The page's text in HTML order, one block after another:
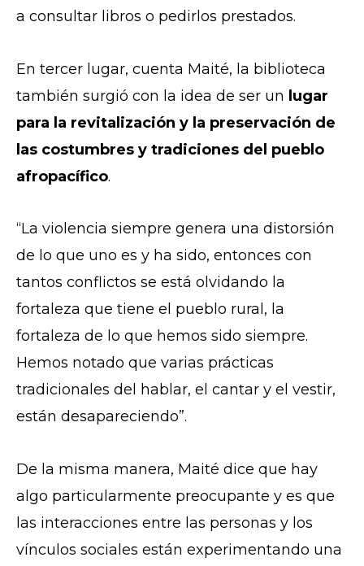
a consultar libros o pedirlos prestados.
En tercer lugar, cuenta Maité, la biblioteca
también surgió con la idea de ser un lugar
para la revitalización y la preservación de
las costumbres y tradiciones del pueblo
afropacífico.
“La violencia siempre genera una distorsión
de lo que uno es y ha sido, entonces con
tantos conflictos se está olvidando la
fortaleza que tiene el pueblo rural, la
fortaleza de lo que hemos sido siempre.
Hemos notado que varias prácticas
tradicionales del hablar, el cantar y el vestir,
están desapareciendo”.
De la misma manera, Maité dice que hay
algo particularmente preocupante y es que
las interacciones entre las personas y los
vínculos sociales están experimentando una